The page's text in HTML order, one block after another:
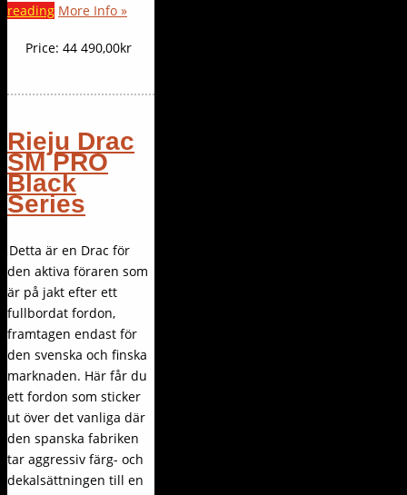
reading More Info »
Price: 44 490,00kr
Rieju Drac
SM PRO
Black
Series
Detta är en Drac för
den aktiva föraren som
är på jakt efter ett
fullbordat fordon,
framtagen endast för
den svenska och finska
marknaden. Här får du
ett fordon som sticker
ut över det vanliga där
den spanska fabriken
tar aggressiv färg- och
dekalsättningen till en